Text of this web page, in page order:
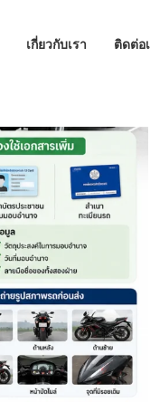
เกี่ยวกับเรา ติดต่อ